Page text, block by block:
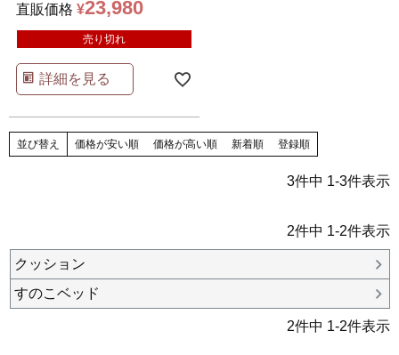
直販価格 ¥23,980
売り切れ
詳細を見る
並び替え 価格が安い順 価格が高い順 新着順 登録順
3件中 1-3件表示
2件中 1-2件表示
クッション
すのこベッド
2件中 1-2件表示